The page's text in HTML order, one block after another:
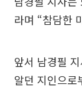
라며 “참담한
앞서 남경필
알던 지인으로